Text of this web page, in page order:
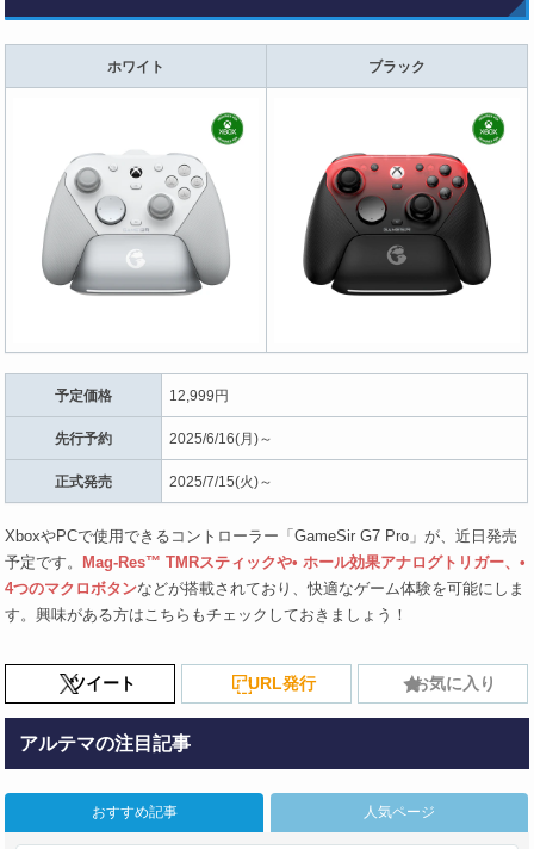
ホワイト ブラック
予定価格 12,999円
先行予約 2025/6/16(月)～
正式発売 2025/7/15(火)～
XboxやPCで使用できるコントローラー「GameSir G7 Pro」が、近日発売
予定です。
Mag-Res™ TMRスティックや• ホール効果アナログトリガー、•
4つのマクロボタンなどが搭載されており、快適なゲーム体験を可能にしま
す。興味がある方はこちらもチェックしておきましょう！
ツイート URL発行 お気に入り
アルテマの注目記事
おすすめ記事 人気ページ